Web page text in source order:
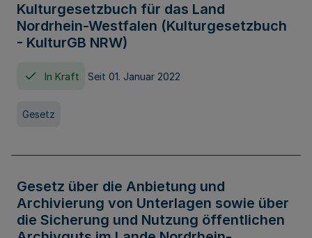
Kulturgesetzbuch für das Land
Nordrhein-Westfalen (Kulturgesetzbuch
- KulturGB NRW)
In Kraft Seit 01. Januar 2022
Gesetz
Gesetz über die Anbietung und
Archivierung von Unterlagen sowie über
die Sicherung und Nutzung öffentlichen